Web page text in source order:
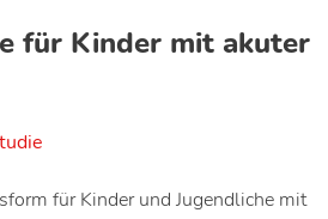
für Kinder mit akuter
für Kinder und Jugendliche mit